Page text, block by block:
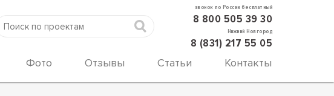
звонок по России бесплатный
8 800 505 39 30
Нижний Новгород
8 (831) 217 55 05
Фото Отзывы Статьи Контакты